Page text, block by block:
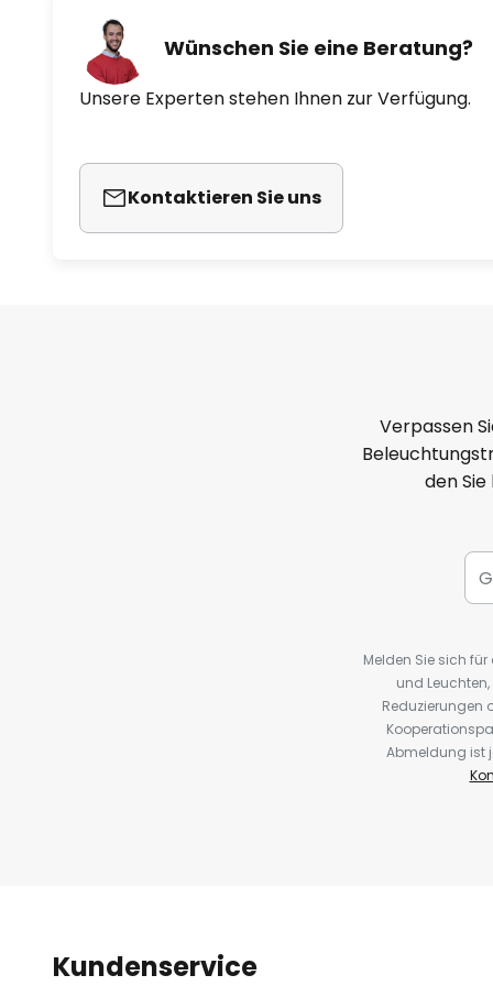
Wünschen Sie eine Beratung?
Unsere Experten stehen Ihnen zur Verfügung.
Kontaktieren Sie uns
Verpassen
den
Melden Sie sich
und
Reduzierungen
Abmeldung ist
Kundenservice